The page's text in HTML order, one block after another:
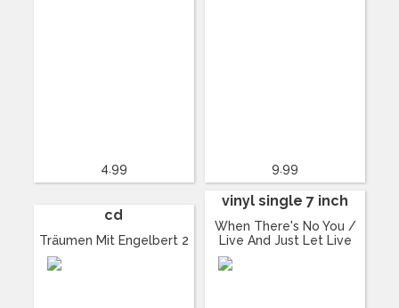
4.99 9.99
cd
Träumen Mit Engelbert 2
vinyl single 7 inch
When There's No You /
Live And Just Let Live